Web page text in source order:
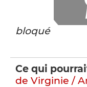
bloqué
Ce qui
de Virginie /